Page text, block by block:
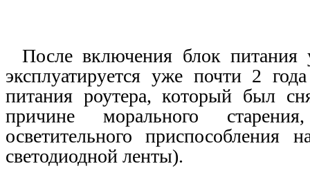
После включения блок питания
эксплуатируется уже почти 2
питания роутера, который был
причине морального
осветительного приспособления
светодиодной ленты).